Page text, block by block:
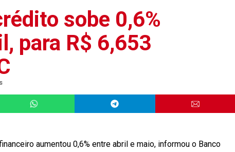
sobe 0,6%
para R$ 6,653
aumentou 0,6% entre abril e maio, informou o Banco